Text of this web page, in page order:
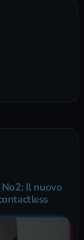
Il nuovo